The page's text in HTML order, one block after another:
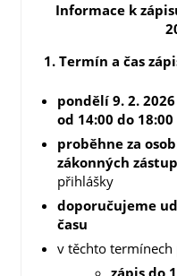
Informace k
1. Termín a čas
pondělí 9. 2.
od 14:00 do
proběhne za
zákonných
přihlášky
doporučujeme
času
v těchto termínech
zápis do